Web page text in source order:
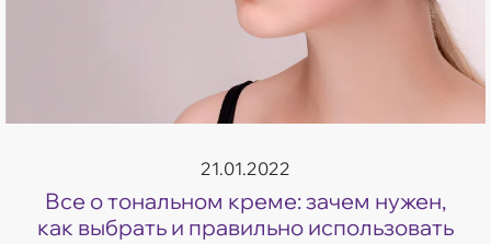
21.01.2022
Все о тональном креме: зачем нужен,
как выбрать и правильно использовать